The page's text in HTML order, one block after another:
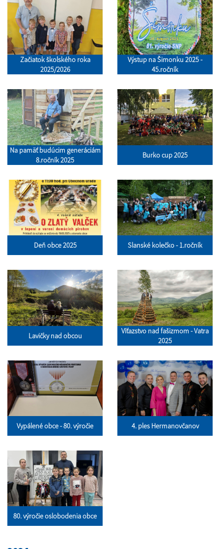
Začiatok školského roka
2025/2026
Výstup na Šimonku 2025 -
45.ročník
Na pamäť budúcim generáciám
8.ročník 2025
Burko cup 2025
Deň obce 2025 Slanské kolečko - 1.ročník
Lavičky nad obcou
Víťazstvo nad fašizmom - Vatra
2025
Vypálené obce - 80. výročie 4. ples Hermanovčanov
80. výročie oslobodenia obce